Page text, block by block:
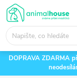
Přejít
na
obsah
DOPRAVA ZDARMA